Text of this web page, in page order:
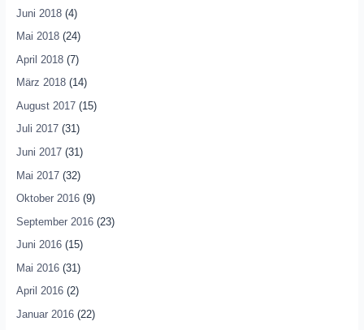
Juni 2018(4)
Mai 2018(24)
April 2018(7)
März 2018(14)
August 2017(15)
Juli 2017(31)
Juni 2017(31)
Mai 2017(32)
Oktober 2016(9)
September 2016(23)
Juni 2016(15)
Mai 2016(31)
April 2016(2)
Januar 2016(22)